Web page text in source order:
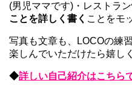
(男児ママです)・レストラ
ことを詳しく書く ことをモ
写真も文章も、LOCOの練
楽しんでいただけたら嬉し
◆詳しい自己紹介はこちら